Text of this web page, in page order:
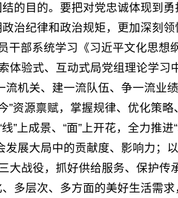
的目的。要把对党忠诚体现到
治纪律和政治规矩，更加深刻领
干部系统学习《习近平文化思
体验式、互动式局党组理论学习
机关、建一流队伍、争一流业
”资源禀赋，掌握规律、优化策
”上成景、“面”上开花，全力推
展大局中的贡献度、影响力；
大战役，抓好供给服务、保护
多层次、多方面的美好生活需